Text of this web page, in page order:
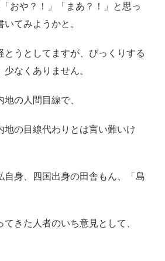
Close
おや？！」「まあ？！」と思っ
てみようかと。
とうとしてますが、びっくりする
なくありません。
の人間目線で、
地の目線代わりとは言い難いけ
自身、四国出身の田舎もん、「島
てきた人者のいち意見として、